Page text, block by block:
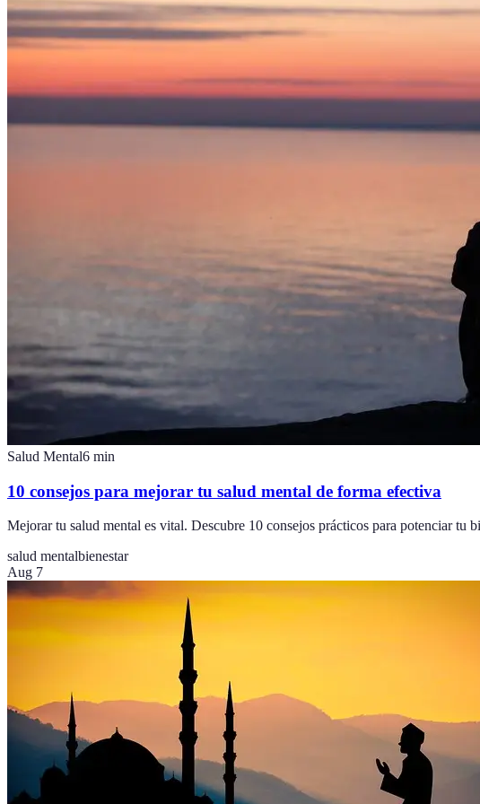
Salud Mental6 min
10 consejos para mejorar tu salud mental de forma efectiva
Mejorar tu salud mental es vital. Descubre 10 consejos prácticos para potenciar tu
salud mentalbienestar
Aug 7